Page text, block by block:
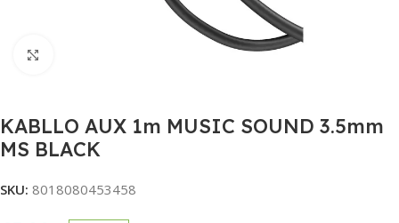
KABLLO AUX 1m MUSIC SOUND 3.5mm
MS BLACK
SKU: 8018080453458